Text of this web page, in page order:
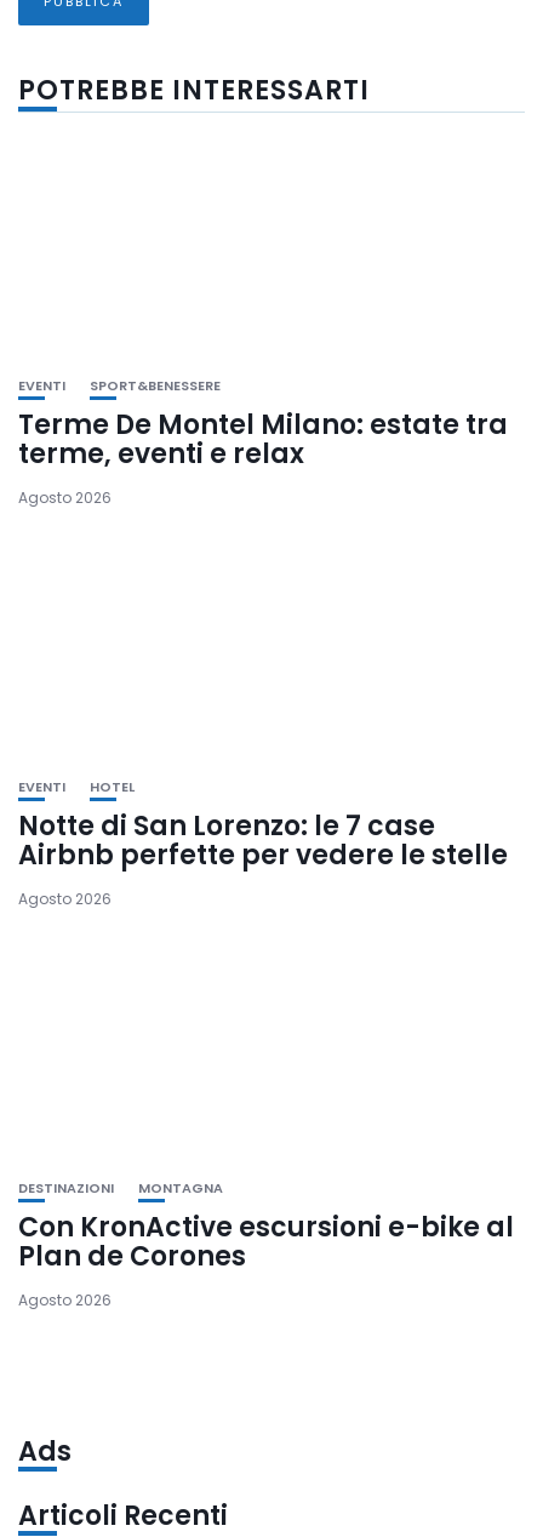
POTREBBE INTERESSARTI
EVENTI SPORT&BENESSERE
Terme De Montel Milano: estate tra
terme, eventi e relax
Agosto 2026
EVENTI HOTEL
Notte di San Lorenzo: le 7 case
Airbnb perfette per vedere le stelle
Agosto 2026
DESTINAZIONI MONTAGNA
Con KronActive escursioni e-bike al
Plan de Corones
Agosto 2026
Ads
Articoli Recenti